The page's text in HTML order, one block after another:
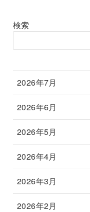
検索
2026年7月
2026年6月
2026年5月
2026年4月
2026年3月
2026年2月